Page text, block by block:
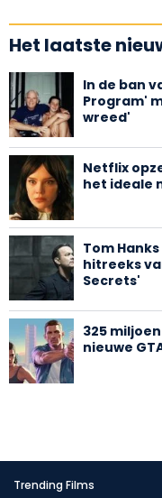
Het laatste
In de ban
Program'
wreed'
Netflix
het ideale
Tom
hitreeks
Secrets'
325
nieuwe
Trending Films